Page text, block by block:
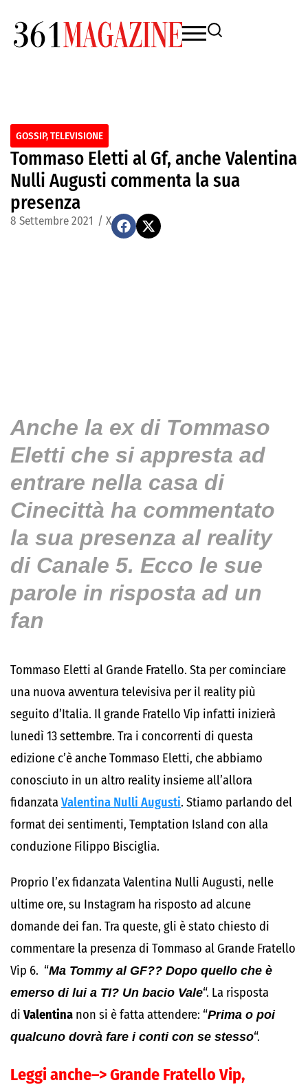
GOSSIP,TELEVISIONE
Tommaso Eletti al Gf, anche Valentina
Nulli Augusti commenta la sua
presenza
8 Settembre 2021 / X
Anche la ex di Tommaso
Eletti che si appresta ad
entrare nella casa di
Cinecittà ha commentato
la sua presenza al reality
di Canale 5. Ecco le sue
parole in risposta ad un
fan
Tommaso Eletti al Grande Fratello. Sta per cominciare
una nuova avventura televisiva per il reality più
seguito d’Italia. Il grande Fratello Vip infatti inizierà
lunedì 13 settembre. Tra i concorrenti di questa
edizione c’è anche Tommaso Eletti, che abbiamo
conosciuto in un altro reality insieme all’allora
fidanzata Valentina Nulli Augusti. Stiamo parlando del
format dei sentimenti, Temptation Island con alla
conduzione Filippo Bisciglia.
Proprio l’ex fidanzata Valentina Nulli Augusti, nelle
ultime ore, su Instagram ha risposto ad alcune
domande dei fan. Tra queste, gli è stato chiesto di
commentare la presenza di Tommaso al Grande Fratello
Vip 6. “Ma Tommy al GF?? Dopo quello che è
emerso di lui a TI? Un bacio Vale“. La risposta
di Valentina non si è fatta attendere: “Prima o poi
qualcuno dovrà fare i conti con se stesso“.
Leggi anche–>Grande Fratello Vip,